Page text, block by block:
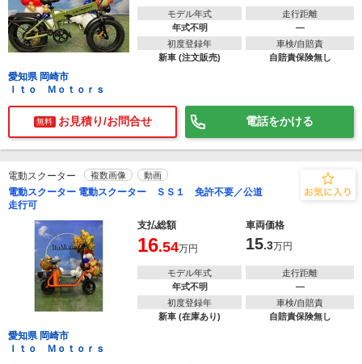
モデル年式
年式不明
走行距離
―
初度登録年
新車 (注文販売)
車検/自賠責
自賠責保険無し
愛知県 岡崎市
Ｉｔｏ Ｍｏｔｏｒｓ
無料 お見積り/お問合せ 電話をかける
電動スクーター 複数画像 動画
電動スクーター 電動スクーター ＳＳ１ 免許不要／公道
走行可
支払総額
車両価格
16.54万円 15.3万円
モデル年式
年式不明
走行距離
―
初度登録年
新車 (在庫あり)
車検/自賠責
自賠責保険無し
愛知県 岡崎市
Ｉｔｏ Ｍｏｔｏｒｓ